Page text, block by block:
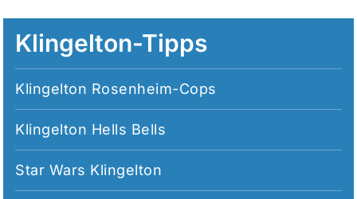
Klingelton-Tipps
Klingelton Rosenheim-Cops
Klingelton Hells Bells
Star Wars Klingelton